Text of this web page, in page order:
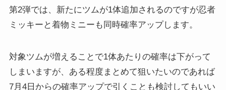
第2弾では、新たにツムが1体追加されるのですが忍者
ミッキーと着物ミニーも同時確率アップします。
対象ツムが増えることで1体あたりの確率は下がって
しまいますが、ある程度まとめて狙いたいのであれば
7月4日からの確率アップで引くことも検討してもいい